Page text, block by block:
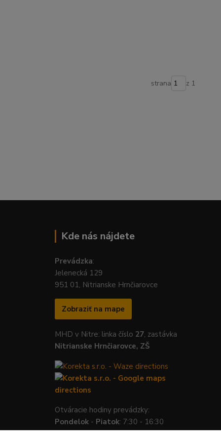
strana z 1
Kde nás nájdete
Prevádzka:
Jelenecká 129
951 01, Nitrianske Hrnčiarovce
Zobraziť na mape
MHD v Nitre: linka číslo 27, zastávka
Nitrianske Hrnčiarovce, ZŠ
Otváracie hodiny prevádzky:
Pondelok - Piatok: 7:30 - 16:30